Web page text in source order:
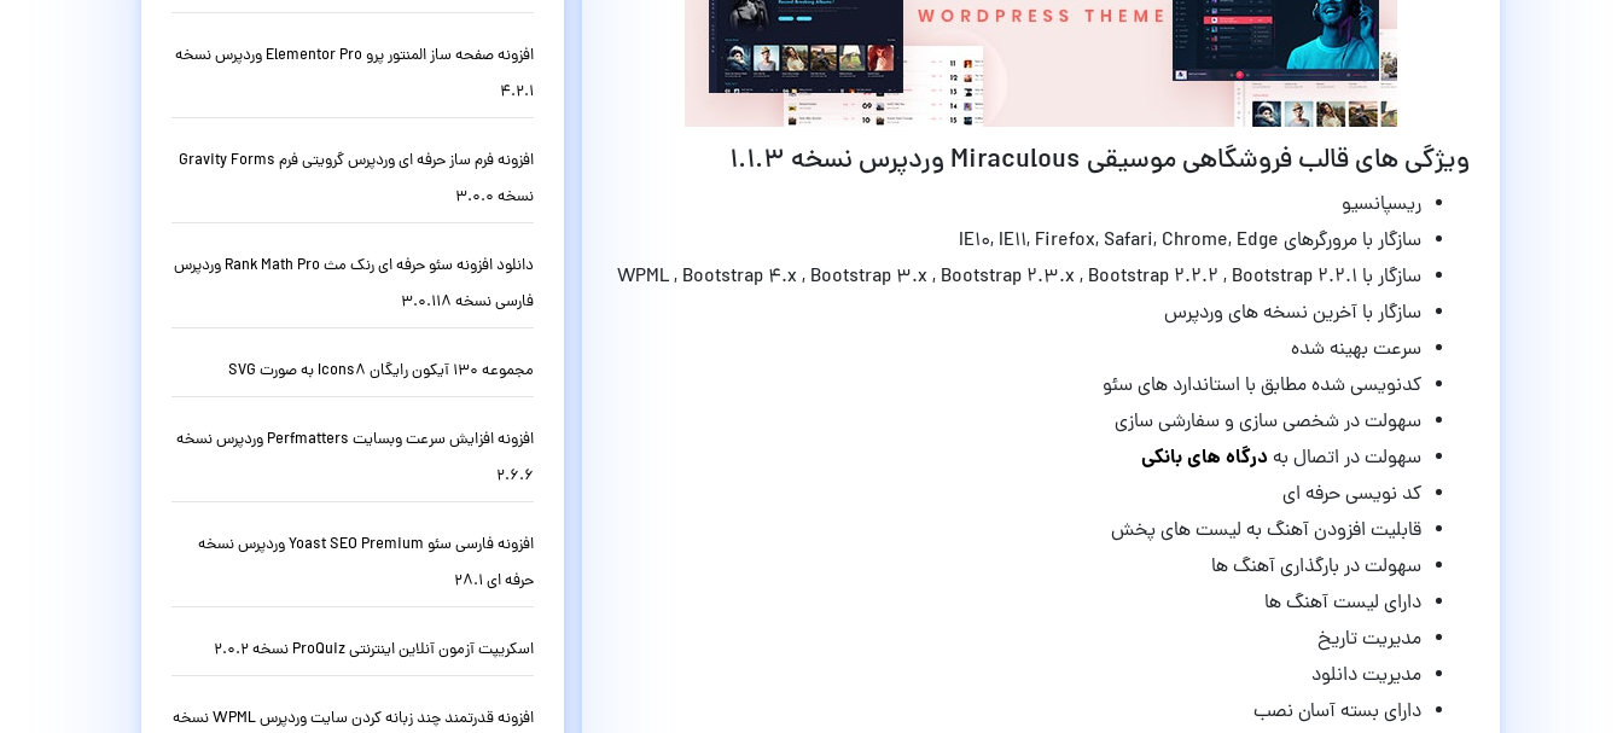
ویژگی های قالب فروشگاهی موسیقی Miraculous وردپرس نسخه 1.1.3
ریسپانسیو
سازگار با مرورگرهای IE10, IE11, Firefox, Safari, Chrome, Edge
سازگار با WPML , Bootstrap 4.x , Bootstrap 3.x , Bootstrap 2.3.x , Bootstrap 2.2.2 , Bootstrap 2.2.1
سازگار با آخرین نسخه های وردپرس
سرعت بهینه شده
کدنویسی شده مطابق با استاندارد های سئو
سهولت در شخصی سازی و سفارشی سازی
سهولت در اتصال به درگاه های بانکی
کد نویسی حرفه ای
قابلیت افزودن آهنگ به لیست های پخش
سهولت در بارگذاری آهنگ ها
دارای لیست آهنگ ها
مدیریت تاریخ
مدیریت دانلود
دارای بسته آسان نصب
افزونه صفحه ساز المنتور پرو Elementor Pro وردپرس نسخه
4.2.1
افزونه فرم ساز حرفه ای وردپرس گرویتی فرم Gravity Forms
نسخه 3.0.0
دانلود افزونه سئو حرفه ای رنک مث Rank Math Pro وردپرس
فارسی نسخه 3.0.118
مجموعه 130 آیکون رایگان Icons8 به صورت SVG
افزونه افزایش سرعت وبسایت Perfmatters وردپرس نسخه
2.6.6
افزونه فارسی سئو Yoast SEO Premium وردپرس نسخه
حرفه ای 28.1
اسکریپت آزمون آنلاین اینترنتی ProQuiz نسخه 2.0.2
افزونه قدرتمند چند زبانه کردن سایت وردپرس WPML نسخه